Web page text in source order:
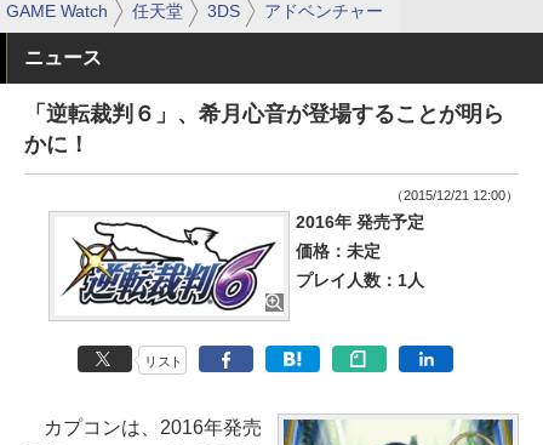
GAME Watch 任天堂 3DS アドベンチャー
ニュース
「逆転裁判６」、希月心音が登場することが明ら
かに！
（2015/12/21 12:00）
2016年 発売予定
価格：未定
プレイ人数：1人
リスト
カプコンは、2016年発売